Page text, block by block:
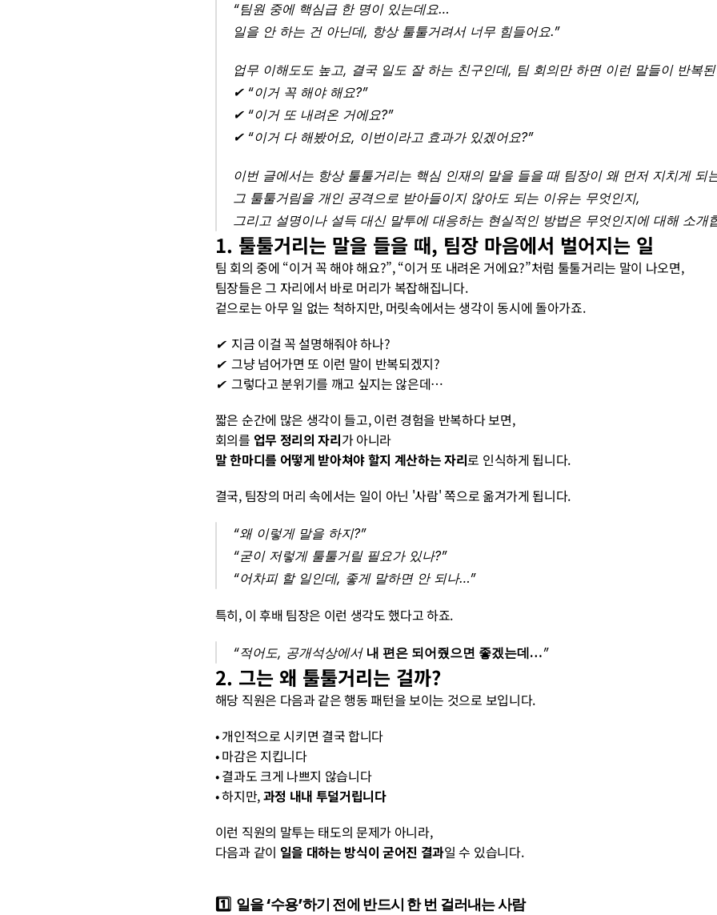
“팀원 중에 핵심급 한 명이 있는데요…
일을 안 하는 건 아닌데, 항상 툴툴거려서 너무 힘들어요.”
업무 이해도도 높고, 결국 일도 잘 하는 친구인데, 팀 회의만 하면 이런 말들이 반복
✔︎ “이거 꼭 해야 해요?”
✔︎ “이거 또 내려온 거에요?”
✔︎ “이거 다 해봤어요, 이번이라고 효과가 있겠어요?”
이번 글에서는 항상 툴툴거리는 핵심 인재의 말을 들을 때 팀장이 왜 먼저 지치게 되
그 툴툴거림을 개인 공격으로 받아들이지 않아도 되는 이유는 무엇인지,
그리고 설명이나 설득 대신 말투에 대응하는 현실적인 방법은 무엇인지에 대해 소개
1. 툴툴거리는 말을 들을 때, 팀장 마음에서 벌어지는 일
팀 회의 중에 “이거 꼭 해야 해요?”, “이거 또 내려온 거에요?”처럼 툴툴거리는 말이 나오면,
팀장들은 그 자리에서 바로 머리가 복잡해집니다.
겉으로는 아무 일 없는 척하지만, 머릿속에서는 생각이 동시에 돌아가죠.
✔︎ 지금 이걸 꼭 설명해줘야 하나?
✔︎ 그냥 넘어가면 또 이런 말이 반복되겠지?
✔︎ 그렇다고 분위기를 깨고 싶지는 않은데…
짧은 순간에 많은 생각이 들고, 이런 경험을 반복하다 보면,
회의를 업무 정리의 자리가 아니라
말 한마디를 어떻게 받아쳐야 할지 계산하는 자리로 인식하게 됩니다.
결국, 팀장의 머리 속에서는 일이 아닌 '사람' 쪽으로 옮겨가게 됩니다.
“왜 이렇게 말을 하지?”
“굳이 저렇게 툴툴거릴 필요가 있나?”
“어차피 할 일인데, 좋게 말하면 안 되나…”
특히, 이 후배 팀장은 이런 생각도 했다고 하죠.
“적어도, 공개석상에서 내 편은 되어줬으면 좋겠는데…”
2. 그는 왜 툴툴거리는 걸까?
해당 직원은 다음과 같은 행동 패턴을 보이는 것으로 보입니다.
• 개인적으로 시키면 결국 합니다
• 마감은 지킵니다
• 결과도 크게 나쁘지 않습니다
• 하지만, 과정 내내 투덜거립니다
이런 직원의 말투는 태도의 문제가 아니라,
다음과 같이 일을 대하는 방식이 굳어진 결과일 수 있습니다.
1️⃣  일을 ‘수용’하기 전에 반드시 한 번 걸러내는 사람